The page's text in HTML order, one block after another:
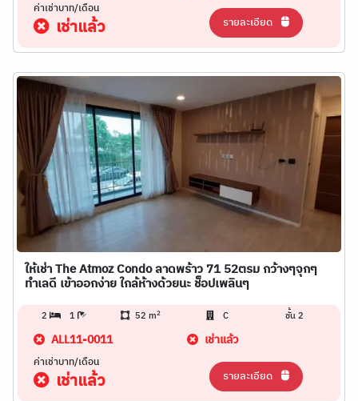
ค่าเช่าบาท/เดือน
เช่าแล้ว รายละเอียด
ให้เช่า The Atmoz Condo ลาดพร้าว 71 52ตรม กว้างๆจุกๆ
ทำเลดี เข้าออกง่าย ใกล้ห้างด้วยนะ ช็อปเพลินๆ
2 1 52 m2 C ชั้น 2
ALL11-0011 เช่าแล้ว
ค่าเช่าบาท/เดือน
เช่าแล้ว รายละเอียด